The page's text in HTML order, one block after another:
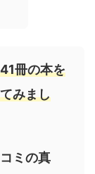
冊の本を
みまし
ミの真